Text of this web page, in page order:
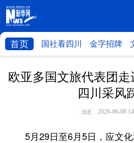
首页 国社看四川 金字招牌
欧亚多国文旅代表团走
四川采风
信息 2026-06-08
5月29日至6月5日，应文化